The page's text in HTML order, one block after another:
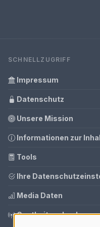
SCHNELLZUGRIFF
Impressum
Datenschutz
Unsere Mission
Informationen zur
Tools
Ihre
Media Daten
Gastbeitrag buchen